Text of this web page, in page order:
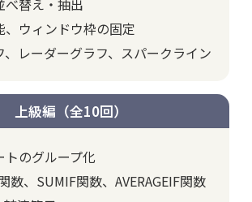
替え・抽出
ウィンドウ枠の固定
レーダーグラフ、スパークライン
上級編（全10回）
のグループ化
、SUMIF関数、AVERAGEIF関数